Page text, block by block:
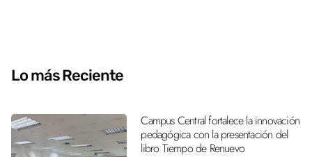
Lo más Reciente
Campus Central fortalece la innovación
pedagógica con la presentación del
libro Tiempo de Renuevo